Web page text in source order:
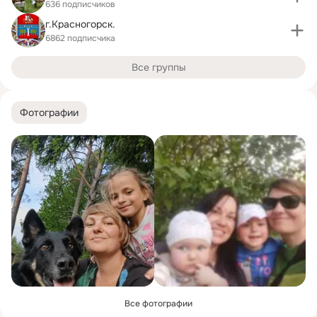
Фотографии
Все фотографии
636 подписчиков
г.Красногорск.
6862 подписчика
Все группы